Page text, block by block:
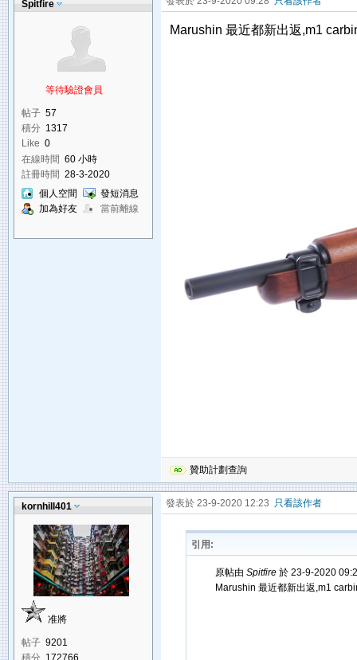
Spitfire
等待驗證會員
帖子 57
積分 1317
Like 0
在線時間 60 小時
註冊時間 28-3-2020
個人空間
發短消息
加為好友
當前離線
Marushin 最近都新出返,m1
贊助計劃查詢
kornhill401
准將
帖子 9201
積分 172766
發表於 23-9-2020 12:23 只看該作者
引用:
原帖由 Spitfire於 23-9-2020
Marushin 最近都新出返,m1